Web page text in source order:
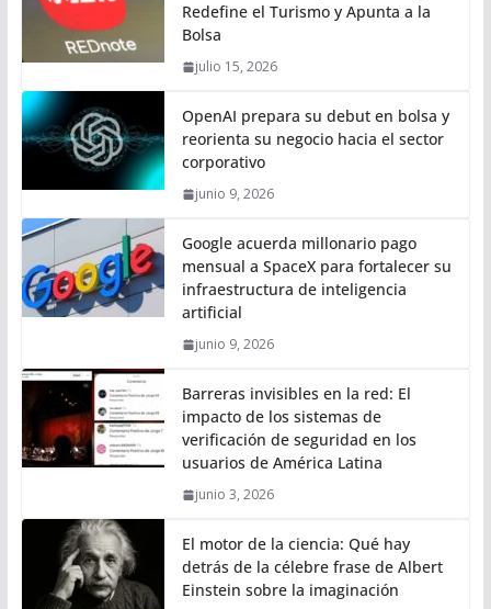
Redefine el Turismo y Apunta a la
Bolsa
julio 15, 2026
OpenAI prepara su debut en bolsa y
reorienta su negocio hacia el sector
corporativo
junio 9, 2026
Google acuerda millonario pago
mensual a SpaceX para fortalecer su
infraestructura de inteligencia
artificial
junio 9, 2026
Barreras invisibles en la red: El
impacto de los sistemas de
verificación de seguridad en los
usuarios de América Latina
junio 3, 2026
El motor de la ciencia: Qué hay
detrás de la célebre frase de Albert
Einstein sobre la imaginación